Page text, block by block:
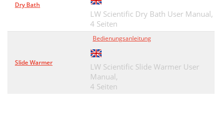
Dry Bath
LW Scientific Dry Bath User Manual,
4 Seiten
Slide Warmer
Bedienungsanleitung
LW Scientific Slide Warmer User
Manual,
4 Seiten